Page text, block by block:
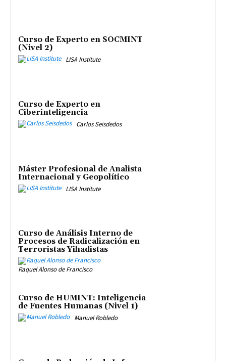
Curso de Experto en SOCMINT
(Nivel 2)
LISA Institute
Curso de Experto en
Ciberinteligencia
Carlos Seisdedos
Máster Profesional de Analista
Internacional y Geopolítico
LISA Institute
Curso de Análisis Interno de
Procesos de Radicalización en
Terroristas Yihadistas
Raquel Alonso de Francisco
Curso de HUMINT: Inteligencia
de Fuentes Humanas (Nivel 1)
Manuel Robledo